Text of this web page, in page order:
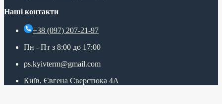
Наші контакти
+38 (097) 207-21-97
Пн - Пт з 8:00 до 17:00
ps.kyivterm@gmail.com
Київ, Євгена Сверстюка 4А